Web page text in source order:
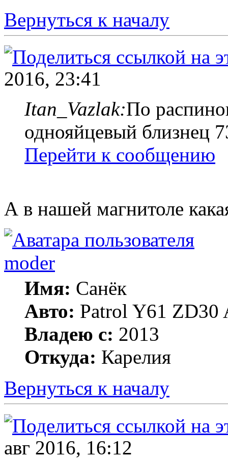
Вернуться к началу
2016, 23:41
Itan_Vazlak:По
однояйцевый близнец
Перейти к сообщению
А в нашей магнитоле
moder
Имя: Санёк
Авто: Patrol Y61 ZD30
Владею с: 2013
Откуда: Карелия
Вернуться к началу
авг 2016, 16:12